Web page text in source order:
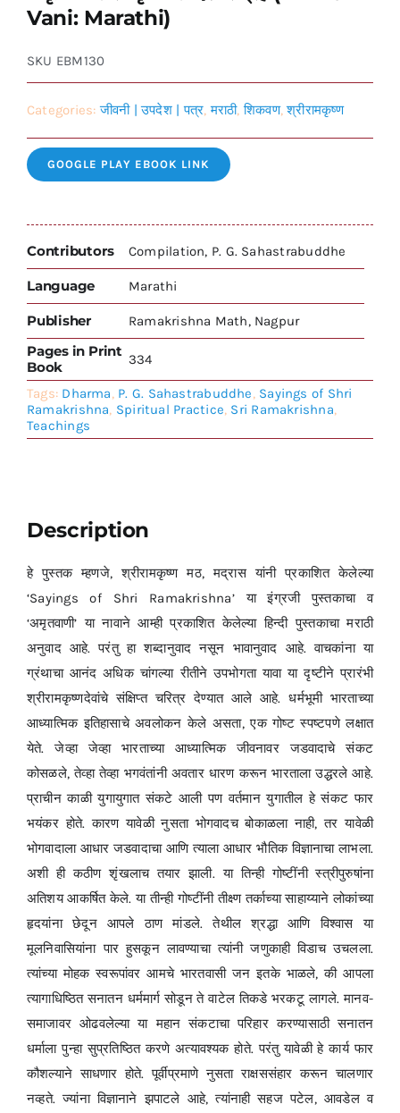
Vani: Marathi)
SKU EBM130
Categories:जीवनी | उपदेश | पत्र,मराठी,शिकवण,श्रीरामकृष्ण
GOOGLE PLAY EBOOK LINK
Contributors Compilation, P. G. Sahastrabuddhe
Language Marathi
Publisher Ramakrishna Math, Nagpur
Pages in Print
Book
334
Tags: Dharma, P. G. Sahastrabuddhe, Sayings of Shri
Ramakrishna, Spiritual Practice, Sri Ramakrishna,
Teachings
Description
हे पुस्तक म्हणजे, श्रीरामकृष्ण मठ, मद्रास यांनी प्रकाशित केलेल्या
‘Sayings of Shri Ramakrishna’ या इंग्रजी पुस्तकाचा व
‘अमृतवाणी’ या नावाने आम्ही प्रकाशित केलेल्या हिन्दी पुस्तकाचा मराठी
अनुवाद आहे. परंतु हा शब्दानुवाद नसून भावानुवाद आहे. वाचकांना या
ग्रंथाचा आनंद अधिक चांगल्या रीतीने उपभोगता यावा या दृष्टीने प्रारंभी
श्रीरामकृष्णदेवांचे संक्षिप्त चरित्र देण्यात आले आहे. धर्मभूमी भारताच्या
आध्यात्मिक इतिहासाचे अवलोकन केले असता, एक गोष्ट स्पष्टपणे लक्षात
येते. जेव्हा जेव्हा भारताच्या आध्यात्मिक जीवनावर जडवादाचे संकट
कोसळले, तेव्हा तेव्हा भगवंतांनी अवतार धारण करून भारताला उद्धरले आहे.
प्राचीन काळी युगायुगात संकटे आली पण वर्तमान युगातील हे संकट फार
भयंकर होते. कारण यावेळी नुसता भोगवादच बोकाळला नाही, तर यावेळी
भोगवादाला आधार जडवादाचा आणि त्याला आधार भौतिक विज्ञानाचा लाभला.
अशी ही कठीण शृंखलाच तयार झाली. या तिन्ही गोष्टींनी स्त्रीपुरुषांना
अतिशय आकर्षित केले. या तीन्ही गोष्टींनी तीक्ष्ण तर्काच्या साहाय्याने लोकांच्या
हृदयांना छेदून आपले ठाण मांडले. तेथील श्रद्धा आणि विश्वास या
मूलनिवासियांना पार हुसकून लावण्याचा त्यांनी जणुकाही विडाच उचलला.
त्यांच्या मोहक स्वरूपांवर आमचे भारतवासी जन इतके भाळले, की आपला
त्यागाधिष्ठित सनातन धर्ममार्ग सोडून ते वाटेल तिकडे भरकटू लागले. मानव-
समाजावर ओढवलेल्या या महान संकटाचा परिहार करण्यासाठी सनातन
धर्माला पुन्हा सुप्रतिष्ठित करणे अत्यावश्यक होते. परंतु यावेळी हे कार्य फार
कौशल्याने साधणार होते. पूर्वीप्रमाणे नुसता राक्षससंहार करून चालणार
नव्हते. ज्यांना विज्ञानाने झपाटले आहे, त्यांनाही सहज पटेल, आवडेल व